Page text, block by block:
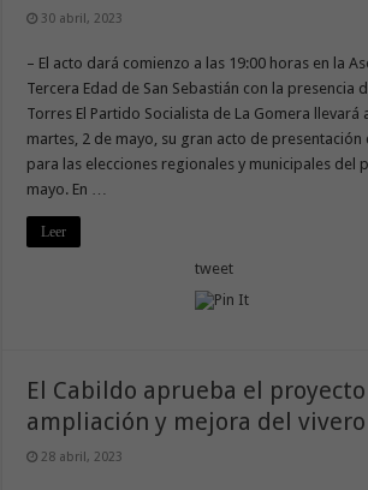
30 abril, 2023
– El acto dará comienzo a las 19:00 horas en la
Tercera Edad de San Sebastián con la presencia
Torres El Partido Socialista de La Gomera
martes, 2 de mayo, su gran acto de
para las elecciones regionales y municipales del
mayo. En …
Leer
tweet
El Cabildo aprueba el
ampliación y mejora del vivero
28 abril, 2023